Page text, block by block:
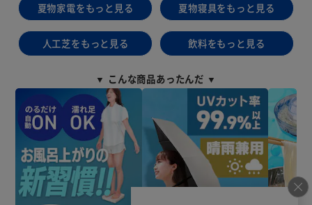
夏物家電をもっと見る 夏物寝具をもっと見る
人工芝をもっと見る 飲料をもっと見る
▼ こんな商品あったんだ ▼